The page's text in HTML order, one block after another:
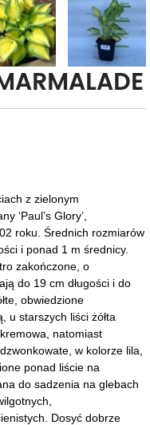
z zielonym
‘Paul’s Glory’,
roku. Średnich rozmiarów
i ponad 1 m średnicy.
zakończone, o
do 19 cm długości i do
obwiedzione
u starszych liści żółta
natomiast
w kolorze lila,
ponad liście na
do sadzenia na glebach
Dosyć dobrze